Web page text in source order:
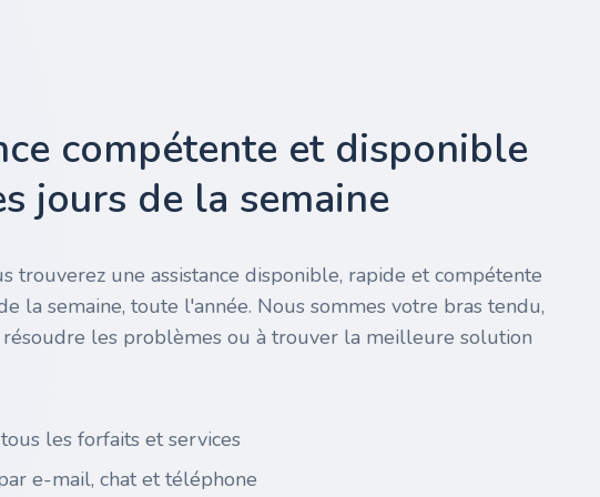
compétente et disponible
jours de la semaine
trouverez une assistance disponible, rapide et compétente
la semaine, toute l'année. Nous sommes votre bras tendu,
les problèmes ou à trouver la meilleure solution
les forfaits et services
e-mail, chat et téléphone